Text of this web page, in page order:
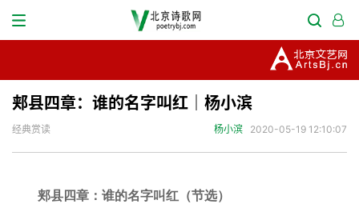
郏县四章：谁的名字叫红｜杨小滨
经典赏读 杨小滨 2020-05-19 12:10:07
郏县四章：谁的名字叫红（节选）